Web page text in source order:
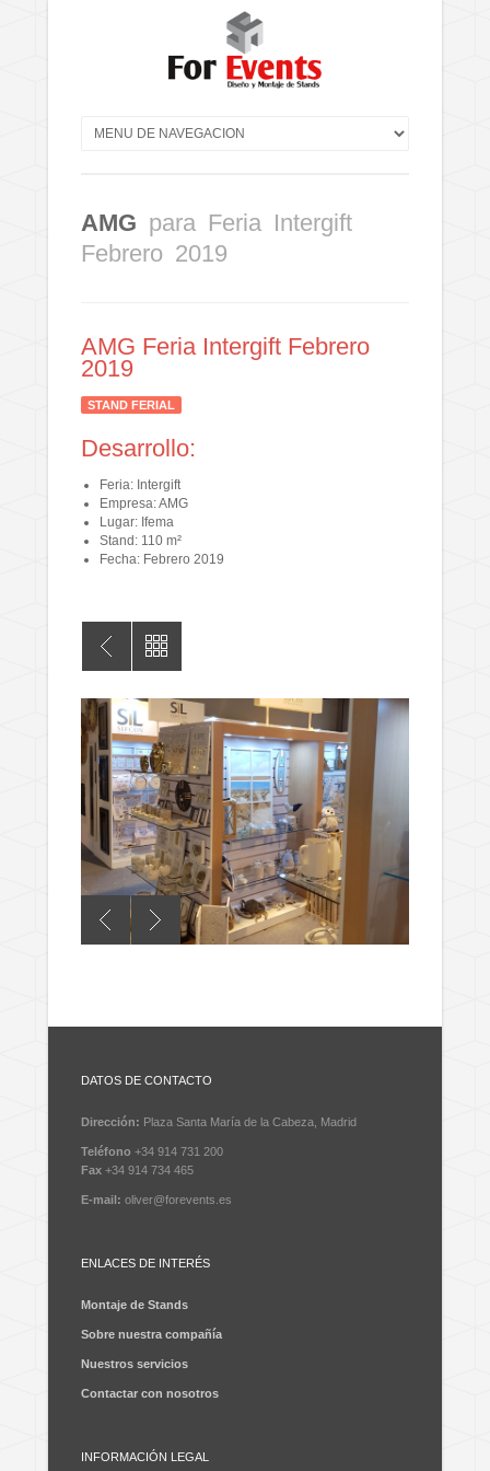
AMG para Feria Intergift
Febrero 2019
AMG Feria Intergift Febrero
2019
STAND FERIAL
Desarrollo:
Feria: Intergift
Empresa: AMG
Lugar: Ifema
Stand: 110 m²
Fecha: Febrero 2019
DATOS DE CONTACTO
Dirección: Plaza Santa María de la Cabeza, Madrid
Teléfono +34 914 731 200
Fax +34 914 734 465
E-mail: oliver@forevents.es
ENLACES DE INTERÉS
Montaje de Stands
Sobre nuestra compañía
Nuestros servicios
Contactar con nosotros
INFORMACIÓN LEGAL